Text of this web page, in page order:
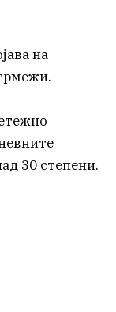
на
30 степени.